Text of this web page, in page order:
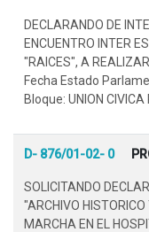
DECLARANDO DE
ENCUENTRO INTER
"RAICES", A
Fecha Estado
Bloque: UNION CIVICA
D- 876/01-02- 0
SOLICITANDO
"ARCHIVO
MARCHA EN EL